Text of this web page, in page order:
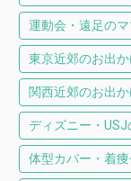
運動会・遠足の
東京近郊のお出
関西近郊のお出
ディズニー・USJ
体型カバー・着